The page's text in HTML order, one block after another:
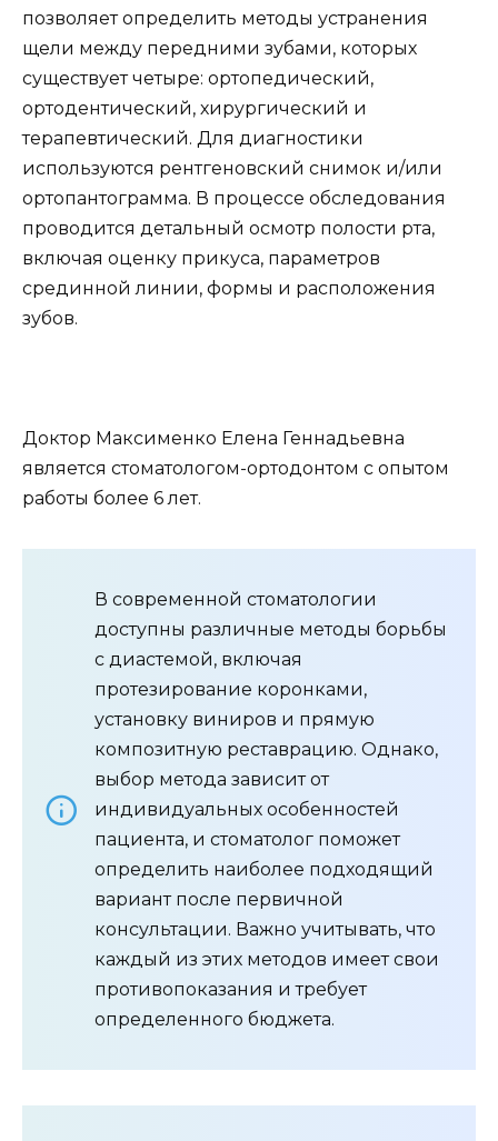
позволяет определить методы устранения
щели между передними зубами, которых
существует четыре: ортопедический,
ортодентический, хирургический и
терапевтический. Для диагностики
используются рентгеновский снимок и/или
ортопантограмма. В процессе обследования
проводится детальный осмотр полости рта,
включая оценку прикуса, параметров
срединной линии, формы и расположения
зубов.
Доктор Максименко Елена Геннадьевна
является стоматологом-ортодонтом с опытом
работы более 6 лет.
В современной стоматологии
доступны различные методы борьбы
с диастемой, включая
протезирование коронками,
установку виниров и прямую
композитную реставрацию. Однако,
выбор метода зависит от
индивидуальных особенностей
пациента, и стоматолог поможет
определить наиболее подходящий
вариант после первичной
консультации. Важно учитывать, что
каждый из этих методов имеет свои
противопоказания и требует
определенного бюджета.